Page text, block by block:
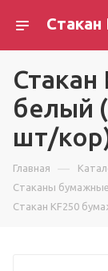
белый
шт/
Главная —
Стаканы
Стакан KF250